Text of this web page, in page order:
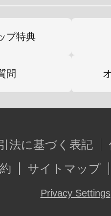
プ特典
問
法に基づく表記
サイトマップ
Privacy Settings